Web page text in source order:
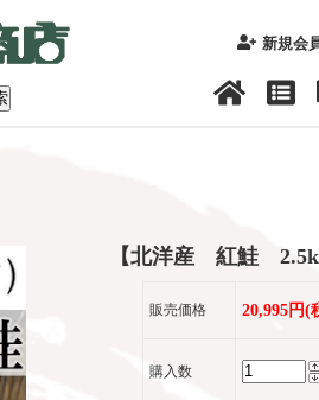
新規会
【北洋産 紅鮭
販売価格 20,995円(
購入数